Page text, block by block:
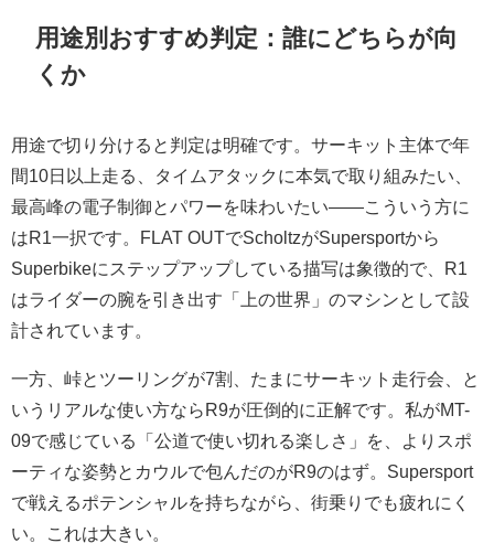
用途別おすすめ判定：誰にどちらが向
くか
用途で切り分けると判定は明確です。サーキット主体で年
間10日以上走る、タイムアタックに本気で取り組みたい、
最高峰の電子制御とパワーを味わいたい——こういう方に
はR1一択です。FLAT OUTでScholtzがSupersportから
Superbikeにステップアップしている描写は象徴的で、R1
はライダーの腕を引き出す「上の世界」のマシンとして設
計されています。
一方、峠とツーリングが7割、たまにサーキット走行会、と
いうリアルな使い方ならR9が圧倒的に正解です。私がMT-
09で感じている「公道で使い切れる楽しさ」を、よりスポ
ーティな姿勢とカウルで包んだのがR9のはず。Supersport
で戦えるポテンシャルを持ちながら、街乗りでも疲れにく
い。これは大きい。